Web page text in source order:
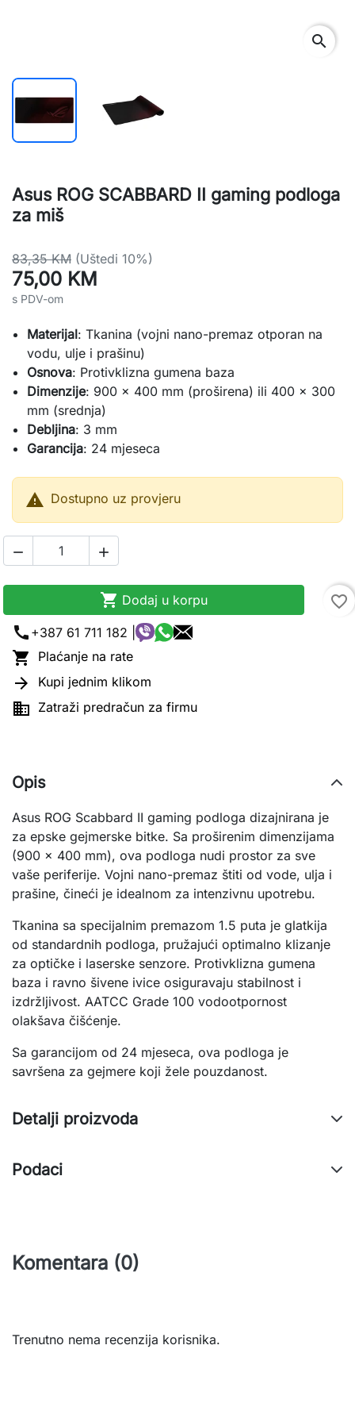
search
Asus ROG SCABBARD II gaming podloga
za miš
83,35 KM (Uštedi 10%)
75,00 KM
s PDV-om
Materijal: Tkanina (vojni nano-premaz otporan na
vodu, ulje i prašinu)
Osnova: Protivklizna gumena baza
Dimenzije: 900 x 400 mm (proširena) ili 400 x 300
mm (srednja)
Debljina: 3 mm
Garancija: 24 mjeseca
 Dostupno uz provjeru
 
 Dodaj u korpu
favorite_border
call +387 61 711 182 |
 Plaćanje na rate
 Kupi jednim klikom
 Zatraži predračun za firmu
Opis
Asus ROG Scabbard II gaming podloga dizajnirana je
za epske gejmerske bitke. Sa proširenim dimenzijama
(900 x 400 mm), ova podloga nudi prostor za sve
vaše periferije. Vojni nano-premaz štiti od vode, ulja i
prašine, čineći je idealnom za intenzivnu upotrebu.
Tkanina sa specijalnim premazom 1.5 puta je glatkija
od standardnih podloga, pružajući optimalno klizanje
za optičke i laserske senzore. Protivklizna gumena
baza i ravno šivene ivice osiguravaju stabilnost i
izdržljivost. AATCC Grade 100 vodootpornost
olakšava čišćenje.
Sa garancijom od 24 mjeseca, ova podloga je
savršena za gejmere koji žele pouzdanost.
Detalji proizvoda
Podaci
Komentara (0)
Trenutno nema recenzija korisnika.